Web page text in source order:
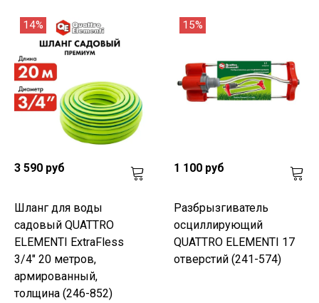
14%
3 590 руб
Шланг для воды
садовый QUATTRO
ELEMENTI ExtraFless
3/4" 20 метров,
армированный,
толщина (246-852)
15%
1 100 руб
Разбрызгиватель
осциллирующий
QUATTRO ELEMENTI 17
отверстий (241-574)